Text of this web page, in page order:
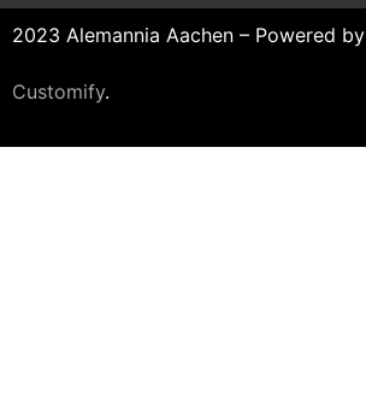
2023 Alemannia Aachen – Powered by
Customify.